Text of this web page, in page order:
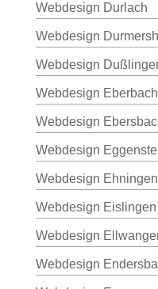
Webdesign Durlach
Webdesign
Webdesign
Webdesign Eberbach
Webdesign
Webdesign
Webdesign Ehningen
Webdesign Eislingen
Webdesign
Webdesign